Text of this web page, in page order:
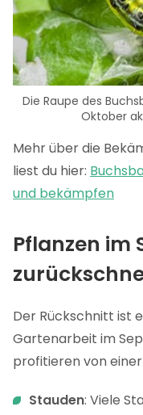
Die Raupe des
Oktober
Mehr über die
liest du hier:
und bekämpfen
Pflanzen im
Der Rückschnitt ist
Gartenarbeit im
profitieren von
Stauden: Viele